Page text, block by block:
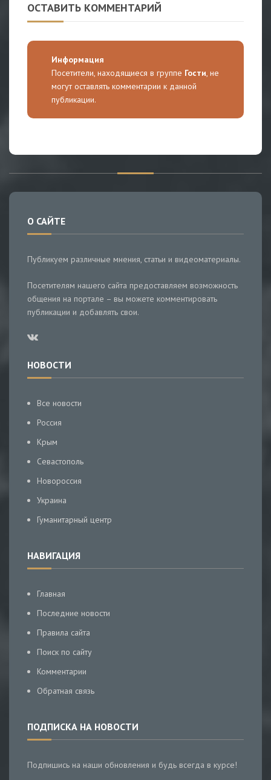
ОСТАВИТЬ КОММЕНТАРИЙ
Информация
Посетители, находящиеся в группе Гости, не
могут оставлять комментарии к данной
публикации.
О САЙТЕ
Публикуем различные мнения, статьи и видеоматериалы.
Посетителям нашего сайта предоставляем возможность
общения на портале – вы можете комментировать
публикации и добавлять свои.
НОВОСТИ
Все новости
Россия
Крым
Севастополь
Новороссия
Украина
Гуманитарный центр
НАВИГАЦИЯ
Главная
Последние новости
Правила сайта
Поиск по сайту
Комментарии
Обратная связь
ПОДПИСКА НА НОВОСТИ
Подпишись на наши обновления и будь всегда в курсе!